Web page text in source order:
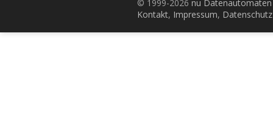
© 1999-2026 nu
Kontakt, Impressum, Datenschutz